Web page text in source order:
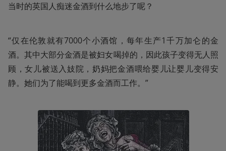
当时的英国人痴迷金酒到什么地步了呢？
“仅在伦敦就有7000个小酒馆，每年生产1千万加仑的金
酒。其中大部分金酒是被妇女喝掉的，因此孩子变得无人照
顾，女儿被送入妓院，奶妈把金酒喂给婴儿让婴儿变得安
静。她们为了能喝到更多金酒而工作。”